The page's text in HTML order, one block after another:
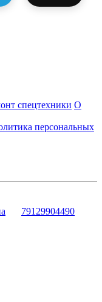
спецтехники О
персональных
79129904490